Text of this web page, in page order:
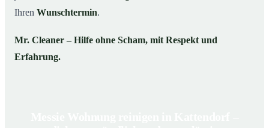
Ihren Wunschtermin.
Mr. Cleaner – Hilfe ohne Scham, mit Respekt und
Erfahrung.